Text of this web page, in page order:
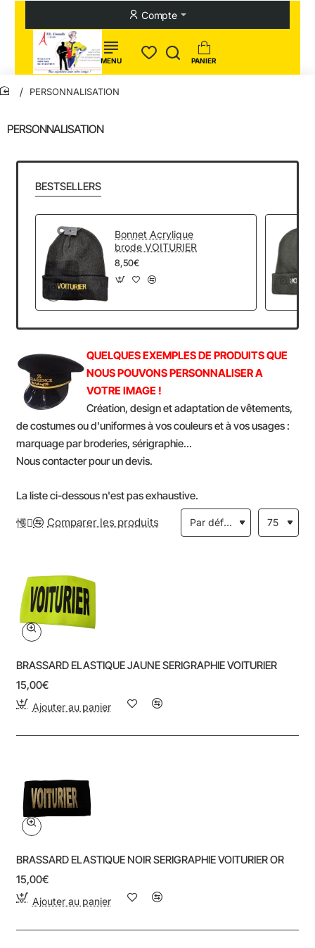
Compte
PERSONNALISATION
home
PERSONNALISATION
BESTSELLERS
Bonnet Acrylique
brode VOITURIER
8,50€
QUELQUES EXEMPLES DE PRODUITS QUE
NOUS POUVONS PERSONNALISER A
VOTRE IMAGE !
Création, design et adaptation de vêtements,
de costumes ou d'uniformes à vos couleurs et à vos usages :
marquage par broderies, sérigraphie...
Nous contacter pour un devis.
La liste ci-dessous n'est pas exhaustive.
Comparer les produits
BRASSARD ELASTIQUE JAUNE SERIGRAPHIE VOITURIER
15,00€
Ajouter au panier
BRASSARD ELASTIQUE NOIR SERIGRAPHIE VOITURIER OR
15,00€
Ajouter au panier